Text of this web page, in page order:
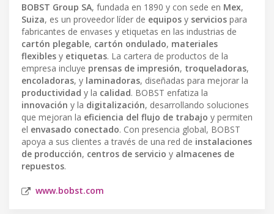
BOBST Group SA, fundada en 1890 y con sede en Mex,
Suiza, es un proveedor líder de equipos y servicios para
fabricantes de envases y etiquetas en las industrias de
cartón plegable, cartón ondulado, materiales
flexibles y etiquetas. La cartera de productos de la
empresa incluye prensas de impresión, troqueladoras,
encoladoras, y laminadoras, diseñadas para mejorar la
productividad y la calidad. BOBST enfatiza la
innovación y la digitalización, desarrollando soluciones
que mejoran la eficiencia del flujo de trabajo y permiten
el envasado conectado. Con presencia global, BOBST
apoya a sus clientes a través de una red de instalaciones
de producción, centros de servicio y almacenes de
repuestos.
www.bobst.com